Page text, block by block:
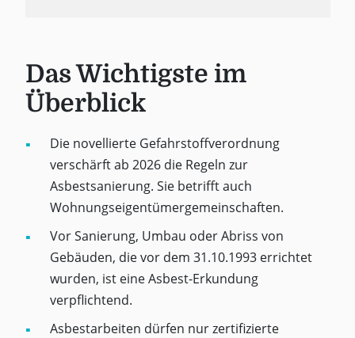
Das Wichtigste im
Überblick
Die novellierte Gefahrstoffverordnung
verschärft ab 2026 die Regeln zur
Asbestsanierung. Sie betrifft auch
Wohnungseigentümergemeinschaften.
Vor Sanierung, Umbau oder Abriss von
Gebäuden, die vor dem 31.10.1993 errichtet
wurden, ist eine Asbest-Erkundung
verpflichtend.
Asbestarbeiten dürfen nur zertifizierte